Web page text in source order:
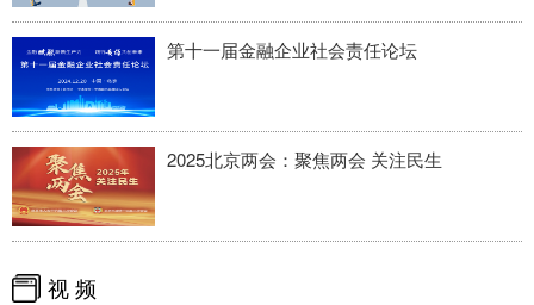
第十一届金融企业社会责任论坛
2025北京两会：聚焦两会 关注民生
视 频